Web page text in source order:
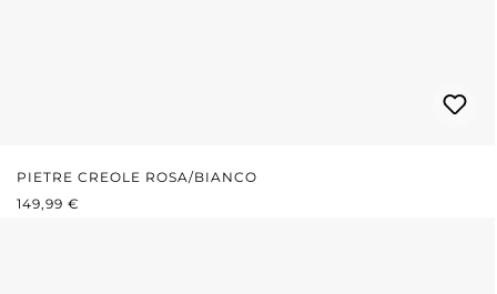
PIETRE CREOLE ROSA/BIANCO
PREZZO NORMALE:
149,99 €